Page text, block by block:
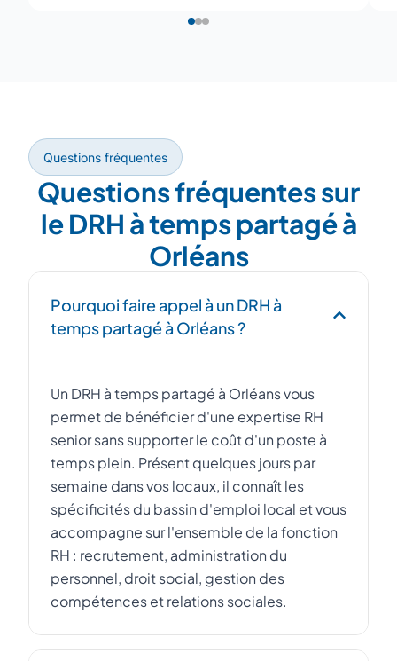
Questions fréquentes
Questions fréquentes sur
le DRH à temps partagé à
Orléans
Pourquoi faire appel à un DRH à
temps partagé à Orléans ?
Un DRH à temps partagé à Orléans vous
permet de bénéficier d'une expertise RH
senior sans supporter le coût d'un poste à
temps plein. Présent quelques jours par
semaine dans vos locaux, il connaît les
spécificités du bassin d'emploi local et vous
accompagne sur l'ensemble de la fonction
RH : recrutement, administration du
personnel, droit social, gestion des
compétences et relations sociales.